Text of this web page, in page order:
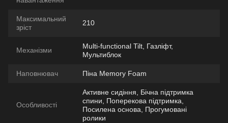
Максимальний
зріст
210
Механізми
Multi-functional Tilt, Газліфт,
Мультиблок
Наповнювач Піна Memory Foam
Особливості
Активне сидіння, Бічна підтримка
спини, Поперекова підтримка,
Посилена основа, Прогумовані
ролики